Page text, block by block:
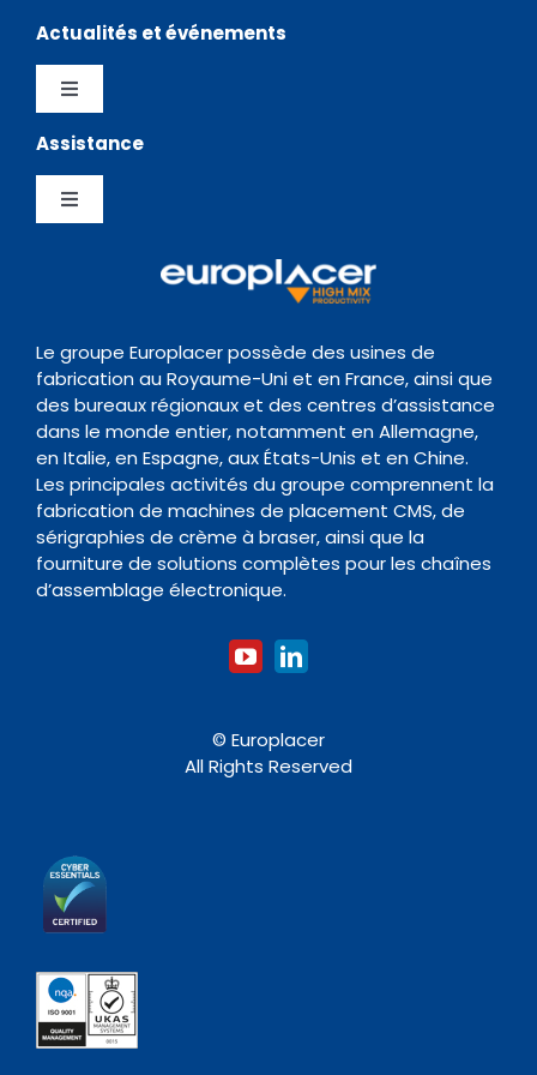
Logiciels
Chargeurs
Four de Refusion
Nettoyage
Accessoires
Distributeurs
Contact
Actualités et événements
Toggle
Navigation
Testimonials
News Hub
Assistance
Toggle
Centre de Support
Documentation
Organisme de formation
Le groupe Europlacer possède des usines de
fabrication au Royaume-Uni et en France, ainsi que
des bureaux régionaux et des centres d’assistance
dans le monde entier, notamment en Allemagne,
en Italie, en Espagne, aux États-Unis et en Chine.
Les principales activités du groupe comprennent la
fabrication de machines de placement CMS, de
sérigraphies de crème à braser, ainsi que la
fourniture de solutions complètes pour les chaînes
d’assemblage électronique.
© Europlacer
All Rights Reserved